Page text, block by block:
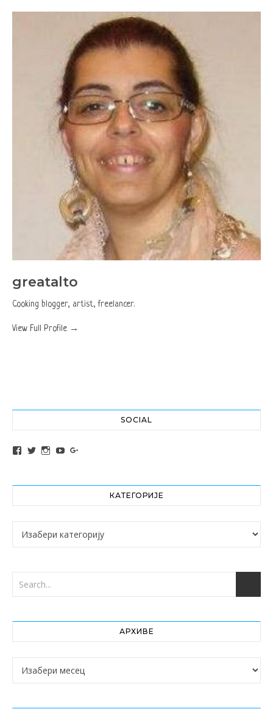
greatalto
Cooking blogger, artist, freelancer.
View Full Profile →
SOCIAL
View altochef’s profile on Facebook
View jovancica73’s profile on Twitter
View jovancica73’s profile on Instagram
View jovancica73’s profile on YouTube
КАТЕГОРИЈЕ
Категорије
АРХИВЕ
Архиве